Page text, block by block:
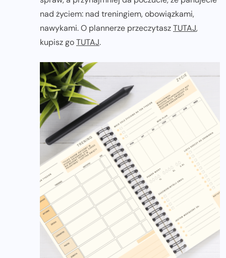
nad życiem: nad treningiem, obowiązkami,
nawykami. O plannerze przeczytaszTUTAJ,
kupisz goTUTAJ.